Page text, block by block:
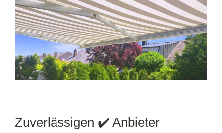
Zuverlässigen ✔️ Anbieter